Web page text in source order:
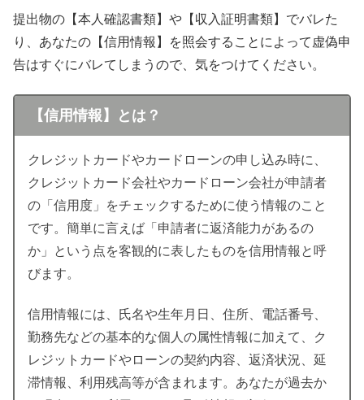
提出物の【本人確認書類】や【収入証明書類】でバレた
り、あなたの【信用情報】を照会することによって虚偽申
告はすぐにバレてしまうので、気をつけてください。
【信用情報】とは？
クレジットカードやカードローンの申し込み時に、
クレジットカード会社やカードローン会社が申請者
の「信用度」をチェックするために使う情報のこと
です。簡単に言えば「申請者に返済能力があるの
か」という点を客観的に表したものを信用情報と呼
びます。
信用情報には、氏名や生年月日、住所、電話番号、
勤務先などの基本的な個人の属性情報に加えて、ク
レジットカードやローンの契約内容、返済状況、延
滞情報、利用残高等が含まれます。あなたが過去か